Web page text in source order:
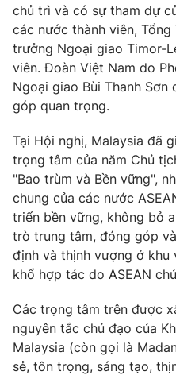
Góc doanh nghiệp
Truyền hình
Phim VTV
Hậu trường
Nhân vật
Khán giả
Giải sao mai
Giải trí
Điện ảnh
Sao
Đời sống
Du lịch
Làm đẹp
Chất lượng cuộc sống
Giáo dục
Tuyển sinh
Học trực tuyến
Công nghệ
Hitech Công nghệ tương
Sản phẩm
Tư vấn
Giao lưu trực tuyến
Chuyên mục khác
chủ trì và có sự tham dự
các nước thành viên, Tổng
trưởng Ngoại giao Timor-
viên. Đoàn Việt Nam do
Ngoại giao Bùi Thanh
góp quan trọng.
Tại Hội nghị, Malaysia đã
trọng tâm của năm Chủ
"Bao trùm và Bền vững",
chung của các nước
triển bền vững, không bỏ
trò trung tâm, đóng góp
định và thịnh vượng ở khu
khổ hợp tác do ASEAN
Các trọng tâm trên được
nguyên tắc chủ đạo của
Malaysia (còn gọi là
sẻ, tôn trọng, sáng tạo,